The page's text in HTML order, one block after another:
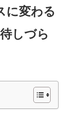
に変わる
しづら